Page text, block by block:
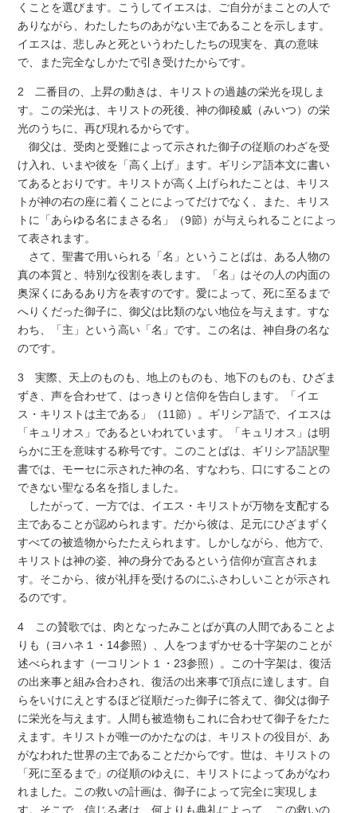
くことを選びます。こうしてイエスは、ご自分がまことの人で
ありながら、わたしたちのあがない主であることを示します。
イエスは、悲しみと死というわたしたちの現実を、真の意味
で、また完全なしかたで引き受けたからです。
2 二番目の、上昇の動きは、キリストの過越の栄光を現しま
す。この栄光は、キリストの死後、神の御稜威（みいつ）の栄
光のうちに、再び現れるからです。
御父は、受肉と受難によって示された御子の従順のわざを受
け入れ、いまや彼を「高く上げ」ます。ギリシア語本文に書い
てあるとおりです。キリストが高く上げられたことは、キリス
トが神の右の座に着くことによってだけでなく、また、キリス
トに「あらゆる名にまさる名」（9節）が与えられることによっ
て表されます。
さて、聖書で用いられる「名」ということばは、ある人物の
真の本質と、特別な役割を表します。「名」はその人の内面の
奥深くにあるあり方を表すのです。愛によって、死に至るまで
へりくだった御子に、御父は比類のない地位を与えます。すな
わち、「主」という高い「名」です。この名は、神自身の名な
のです。
3 実際、天上のものも、地上のものも、地下のものも、ひざま
ずき、声を合わせて、はっきりと信仰を告白します。「イエ
ス・キリストは主である」（11節）。ギリシア語で、イエスは
「キュリオス」であるといわれています。「キュリオス」は明
らかに王を意味する称号です。このことばは、ギリシア語訳聖
書では、モーセに示された神の名、すなわち、口にすることの
できない聖なる名を指しました。
したがって、一方では、イエス・キリストが万物を支配する
主であることが認められます。だから彼は、足元にひざまずく
すべての被造物からたたえられます。しかしながら、他方で、
キリストは神の姿、神の身分であるという信仰が宣言されま
す。そこから、彼が礼拝を受けるのにふさわしいことが示され
るのです。
4 この賛歌では、肉となったみことばが真の人間であることよ
りも（ヨハネ１・14参照）、人をつまずかせる十字架のことが
述べられます（一コリント１・23参照）。この十字架は、復活
の出来事と組み合わされ、復活の出来事で頂点に達します。自
らをいけにえとするほど従順だった御子に答えて、御父は御子
に栄光を与えます。人間も被造物もこれに合わせて御子をたた
えます。キリストが唯一のかたなのは、キリストの役目が、あ
がなわれた世界の主であることだからです。世は、キリストの
「死に至るまで」の従順のゆえに、キリストによってあがなわ
れました。この救いの計画は、御子によって完全に実現しま
す。そこで、信じる者は、何よりも典礼によって、この救いの